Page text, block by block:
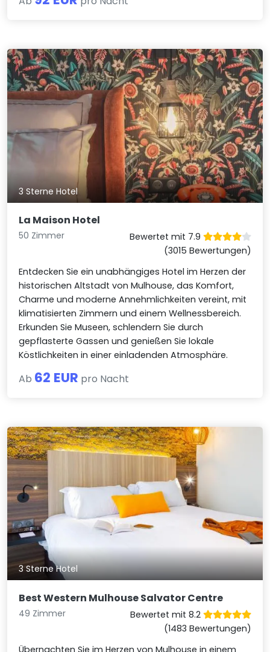
3 Sterne Hotel
La Maison Hotel
50 Zimmer
Bewertet mit 7.9
(3015 Bewertungen)
Entdecken Sie ein unabhängiges Hotel im Herzen der
historischen Altstadt von Mulhouse, das Komfort,
Charme und moderne Annehmlichkeiten vereint, mit
klimatisierten Zimmern und einem Wellnessbereich.
Erkunden Sie Museen, schlendern Sie durch
gepflasterte Gassen und genießen Sie lokale
Köstlichkeiten in einer einladenden Atmosphäre.
Ab 62 EUR pro Nacht
3 Sterne Hotel
Best Western Mulhouse Salvator Centre
49 Zimmer
Bewertet mit 8.2
(1483 Bewertungen)
Übernachten Sie im Herzen von Mulhouse in einem